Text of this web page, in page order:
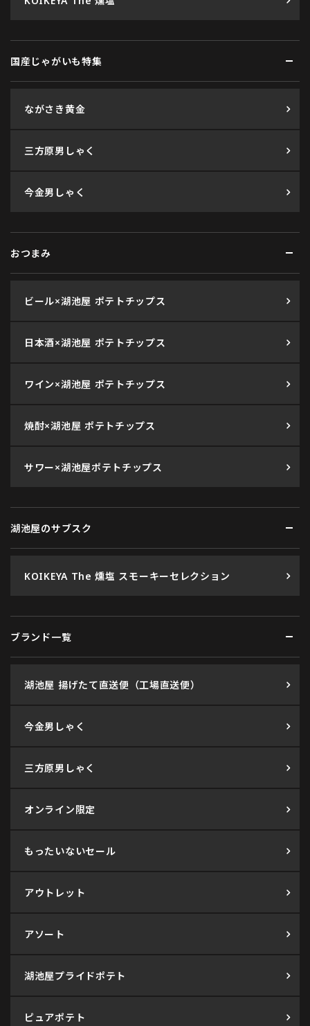
国産じゃがいも特集
ながさき黄金
三方原男しゃく
今金男しゃく
おつまみ
ビール×湖池屋 ポテトチップス
日本酒×湖池屋 ポテトチップス
ワイン×湖池屋 ポテトチップス
焼酎×湖池屋 ポテトチップス
サワー×湖池屋ポテトチップス
湖池屋のサブスク
KOIKEYA The 燻塩 スモーキーセレクション
ブランド一覧
湖池屋 揚げたて直送便（工場直送便）
今金男しゃく
三方原男しゃく
オンライン限定
もったいないセール
アウトレット
アソート
湖池屋プライドポテト
ピュアポテト